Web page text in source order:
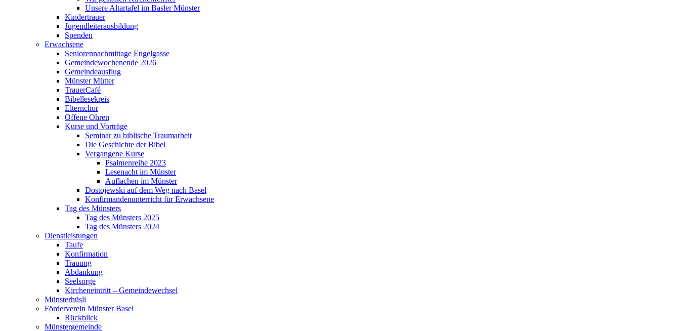
Unsere Altartafel im Basler Münster
Kindertrauer
Jugendleiterausbildung
Spenden
Erwachsene
Seniorennachmittage Engelgasse
Gemeindewochenende 2026
Gemeindeausflug
Münster Mütter
TrauerCafé
Bibellesekreis
Elternchor
Offene Ohren
Kurse und Vorträge
Seminar zu biblische Traumarbeit
Die Geschichte der Bibel
Vergangene Kurse
Psalmenreihe 2023
Lesenacht im Münster
Auflachen im Münster
Dostojewski auf dem Weg nach Basel
Konfirmandenunterricht für Erwachsene
Tag des Münsters
Tag des Münsters 2025
Tag des Münsters 2024
Dienstleistungen
Taufe
Konfirmation
Trauung
Abdankung
Seelsorge
Kircheneintritt – Gemeindewechsel
Münsterhüsli
Förderverein Münster Basel
Rückblick
Münstergemeinde